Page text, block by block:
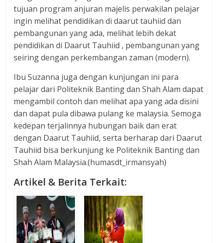
tujuan program anjuran majelis perwakilan pelajar
ingin melihat pendidikan di daarut tauhiid dan
pembangunan yang ada, melihat lebih dekat
pendidikan di Daarut Tauhiid , pembangunan yang
seiring dengan perkembangan zaman (modern).
Ibu Suzanna juga dengan kunjungan ini para
pelajar dari Politeknik Banting dan Shah Alam dapat
mengambil contoh dan melihat apa yang ada disini
dan dapat pula dibawa pulang ke malaysia. Semoga
kedepan terjalinnya hubungan baik dan erat
dengan Daarut Tauhiid, serta berharap dari Daarut
Tauhiid bisa berkunjung ke Politeknik Banting dan
Shah Alam Malaysia.(humasdt_irmansyah)
Artikel & Berita Terkait: